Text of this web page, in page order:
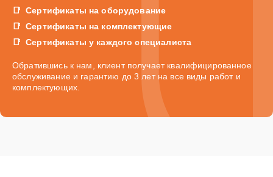
Сертификаты на оборудование
Сертификаты на комплектующие
Сертификаты у каждого специалиста
Обратившись к нам, клиент получает квалифицированное
обслуживание и гарантию до 3 лет на все виды работ и
комплектующих.